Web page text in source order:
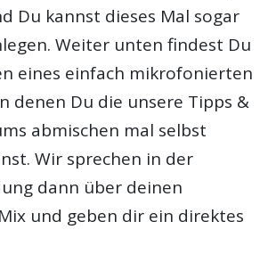
Du kannst dieses Mal sogar
Weiter unten findest Du
eines einfach mikrofonierten
denen Du die unsere Tipps &
abmischen mal selbst
Wir sprechen in der
dann über deinen
und geben dir ein direktes